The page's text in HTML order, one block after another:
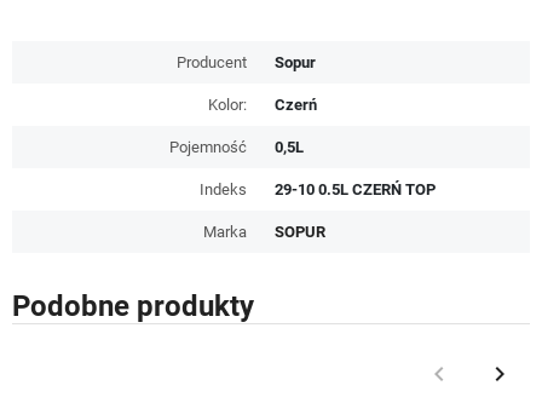
Producent Sopur
Kolor: Czerń
Pojemność 0,5L
Indeks 29-10 0.5L CZERŃ TOP
Marka SOPUR
Podobne produkty
Poprzedni
keyboard_arrow_left keyboard_arrow_right